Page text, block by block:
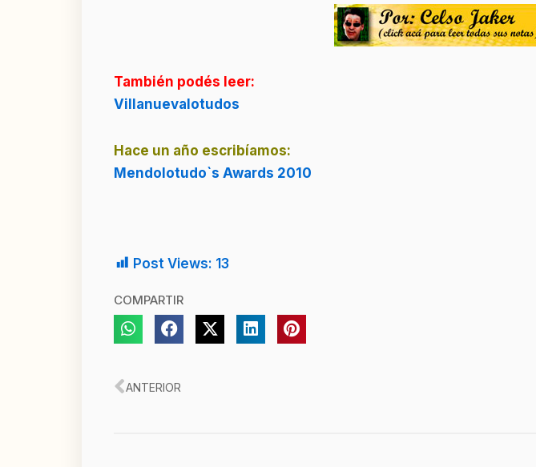
También podés leer:
Villanuevalotudos
Hace un año escribíamos:
Mendolotudo`s Awards 2010
Post Views: 13
COMPARTIR
Ant
ANTERIOR